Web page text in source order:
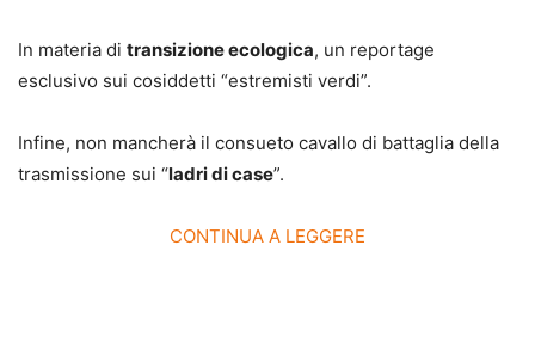
In materia di transizione ecologica, un reportage
esclusivo sui cosiddetti “estremisti verdi”.
Infine, non mancherà il consueto cavallo di battaglia della
trasmissione sui “ladri di case”.
CONTINUA A LEGGERE